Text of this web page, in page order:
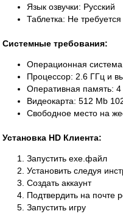
Язык озвучки: Русский
Таблетка: Не требуется
Системные требования:
Операционная
Процессор: 2.6 ГГц и
Оперативная память: 4
Видеокарта: 512 Mb
Свободное место на
Установка HD Клиента:
Запустить ехе.файл
Установить следуя
Создать аккаунт
Подтвердить на почте
Запустить игру